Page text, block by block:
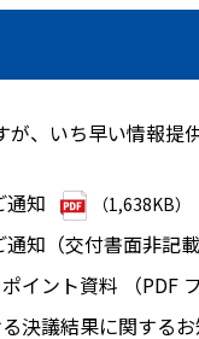
、いち早い情報
通知 （1,638KB）
知（交付書面非記載
イント資料 （PDF フ
決議結果に関する